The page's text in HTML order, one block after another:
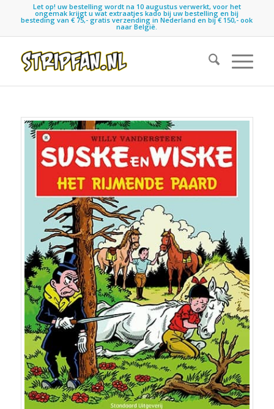
Let op! uw bestelling wordt na 10 augustus verwerkt, voor het
ongemak krijgt u wat extraatjes kado bij uw bestelling en bij
besteding van € 75,- gratis verzending in Nederland en bij € 150,- ook
naar België.